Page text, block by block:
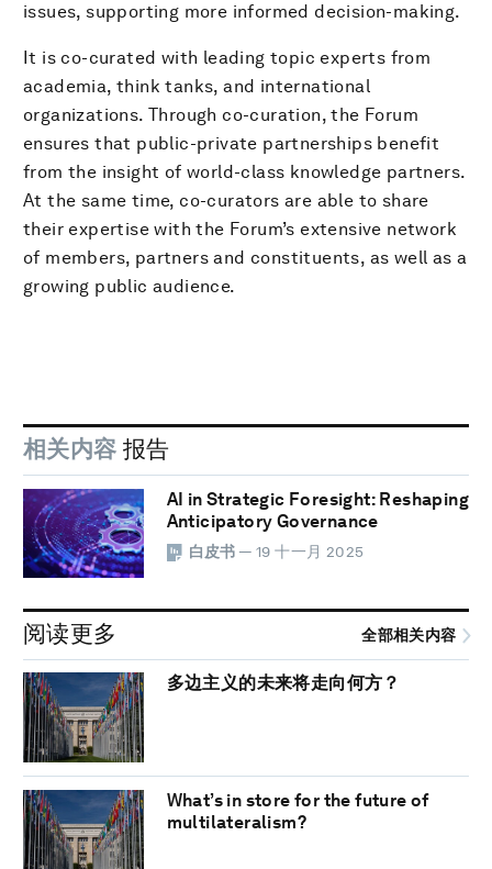
issues, supporting more informed decision-making.
It is co-curated with leading topic experts from
academia, think tanks, and international
organizations. Through co-curation, the Forum
ensures that public-private partnerships benefit
from the insight of world-class knowledge partners.
At the same time, co-curators are able to share
their expertise with the Forum’s extensive network
of members, partners and constituents, as well as a
growing public audience.
相关内容 报告
AI in Strategic Foresight: Reshaping
Anticipatory Governance
白皮书 — 19 十一月 2025
阅读更多 全部相关内容
多边主义的未来将走向何方？
What’s in store for the future of
multilateralism?